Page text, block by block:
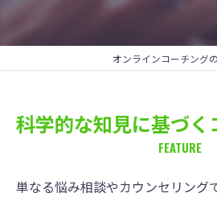
オンラインコーチング
科学的な知見に基づ
FEATURE
単なる悩み相談やカウンセリング